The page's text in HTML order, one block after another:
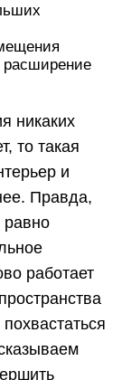
расширение
никаких
то такая
и
Правда,
работает